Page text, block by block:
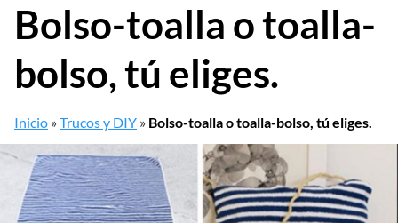
Bolso-toalla o toalla-
bolso, tú eliges.
Inicio »Trucos y DIY » Bolso-toalla o toalla-bolso, tú eliges.